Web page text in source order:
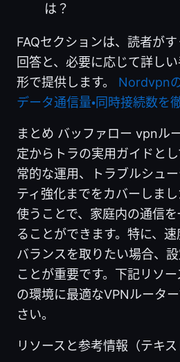
は？
FAQセクションは、読者が
回答と、必要に応じて詳し
形で提供します。 Nordvpn
データ通信量・同時接続数を
まとめ バッファロー vpnル
定からトラの実用ガイドと
常的な運用、トラブルシュ
ティ強化までをカバーしま
使うことで、家庭内の通信
ることができます。特に、
バランスを取りたい場合、
ことが重要です。下記リソ
の環境に最適なVPNルータ
さい。
リソースと参考情報（テキス